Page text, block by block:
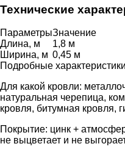
Технические
ПараметрыЗначение
Длина, м
1,8 м
Ширина, м 0,45 м
Подробные характеристики
Для какой кровли:
натуральная черепица,
кровля, битумная кровля,
Покрытие: цинк +
не выцветает и не